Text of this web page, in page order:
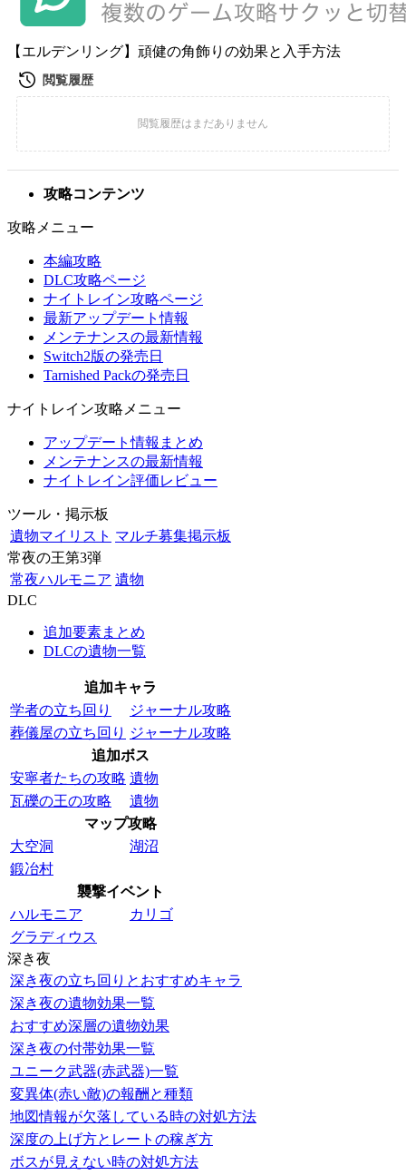
【エルデンリング】頑健の角飾りの効果と入手方法
攻略コンテンツ
攻略メニュー
本編攻略
DLC攻略ページ
ナイトレイン攻略ページ
最新アップデート情報
メンテナンスの最新情報
Switch2版の発売日
Tarnished Packの発売日
ナイトレイン攻略メニュー
アップデート情報まとめ
メンテナンスの最新情報
ナイトレイン評価レビュー
ツール・掲示板
遺物マイリスト マルチ募集掲示板
常夜の王第3弾
常夜ハルモニア 遺物
DLC
追加要素まとめ
DLCの遺物一覧
追加キャラ
学者の立ち回り
ジャーナル攻略
葬儀屋の立ち回り ジャーナル攻略
追加ボス
安寧者たちの攻略 遺物
瓦礫の王の攻略
遺物
マップ攻略
大空洞
湖沼
鍛冶村
襲撃イベント
ハルモニア
カリゴ
グラディウス
深き夜
深き夜の立ち回りとおすすめキャラ
深き夜の遺物効果一覧
おすすめ深層の遺物効果
深き夜の付帯効果一覧
ユニーク武器(赤武器)一覧
変異体(赤い敵)の報酬と種類
地図情報が欠落している時の対処方法
深度の上げ方とレートの稼ぎ方
ボスが見えない時の対処方法